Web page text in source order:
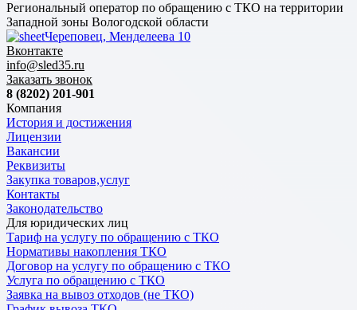
Региональный оператор по обращению с ТКО на территории
Западной зоны Вологодской области
Череповец, Менделеева 10
Вконтакте
info@sled35.ru
Заказать звонок
8 (8202) 201-901
Компания
История и достижения
Лицензии
Вакансии
Реквизиты
Закупка товаров,услуг
Контакты
Законодательство
Для юридических лиц
Тариф на услугу по обращению с ТКО
Нормативы накопления ТКО
Договор на услугу по обращению с ТКО
Услуга по обращению с ТКО
Заявка на вывоз отходов (не ТКО)